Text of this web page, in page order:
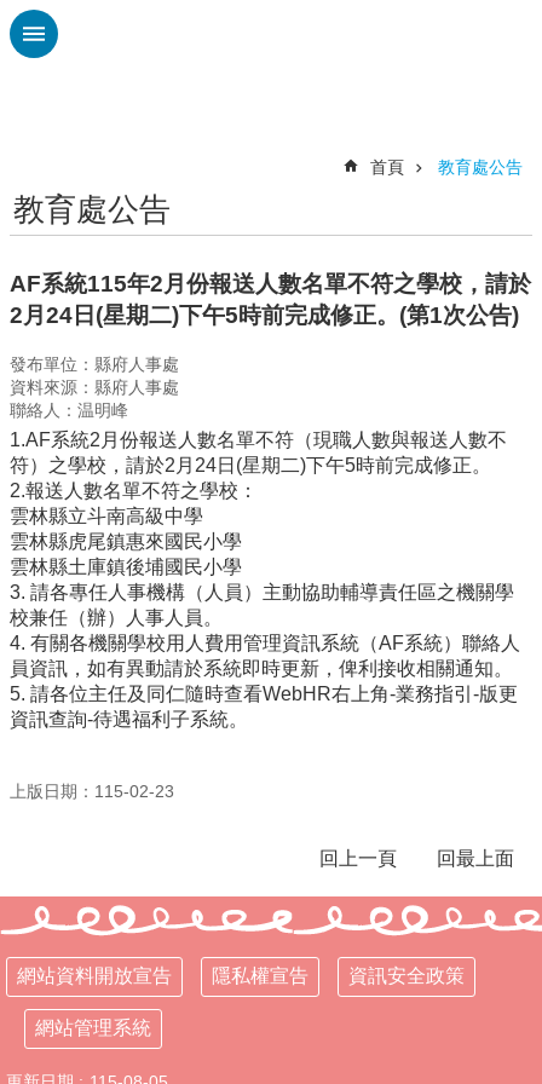
跳到主要內容區塊
認
興
刊
專
欄
校
園
動
態
行
政
處
室
課
程
區
化
校
相
關
網
頁
首頁 教育處公告
教育處公告
AF系統115年2月份報送人數名單不符之學校，請於
2月24日(星期二)下午5時前完成修正。(第1次公告)
發布單位：縣府人事處
資料來源：縣府人事處
聯絡人：温明峰
1.AF系統2月份報送人數名單不符（現職人數與報送人數不
符）之學校，請於2月24日(星期二)下午5時前完成修正。
2.報送人數名單不符之學校：
雲林縣立斗南高級中學
雲林縣虎尾鎮惠來國民小學
雲林縣土庫鎮後埔國民小學
3. 請各專任人事機構（人員）主動協助輔導責任區之機關學
校兼任（辦）人事人員。
4. 有關各機關學校用人費用管理資訊系統（AF系統）聯絡人
員資訊，如有異動請於系統即時更新，俾利接收相關通知。
5. 請各位主任及同仁隨時查看WebHR右上角-業務指引-版更
資訊查詢-待遇福利子系統。
上版日期：115-02-23
回上一頁 回最上面
網站資料開放宣告 隱私權宣告 資訊安全政策
網站管理系統